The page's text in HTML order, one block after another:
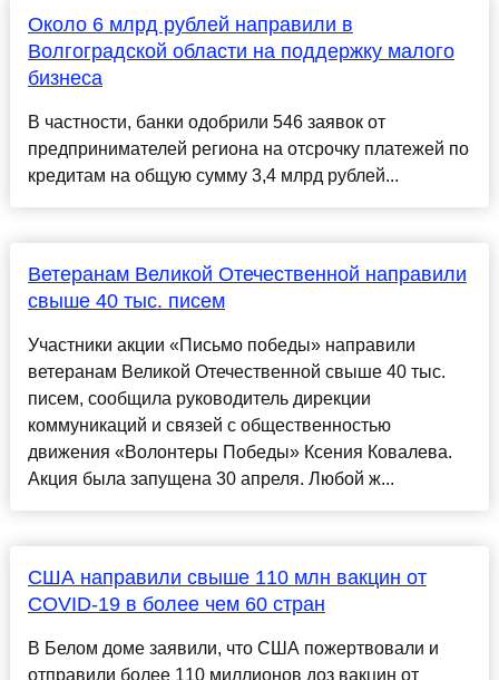
Около 6 млрд рублей направили в
Волгоградской области на поддержку малого
бизнеса
В частности, банки одобрили 546 заявок от
предпринимателей региона на отсрочку платежей по
кредитам на общую сумму 3,4 млрд рублей...
Ветеранам Великой Отечественной направили
свыше 40 тыс. писем
Участники акции «Письмо победы» направили
ветеранам Великой Отечественной свыше 40 тыс.
писем, сообщила руководитель дирекции
коммуникаций и связей с общественностью
движения «Волонтеры Победы» Ксения Ковалева.
Акция была запущена 30 апреля. Любой ж...
США направили свыше 110 млн вакцин от
COVID-19 в более чем 60 стран
В Белом доме заявили, что США пожертвовали и
отправили более 110 миллионов доз вакцин от